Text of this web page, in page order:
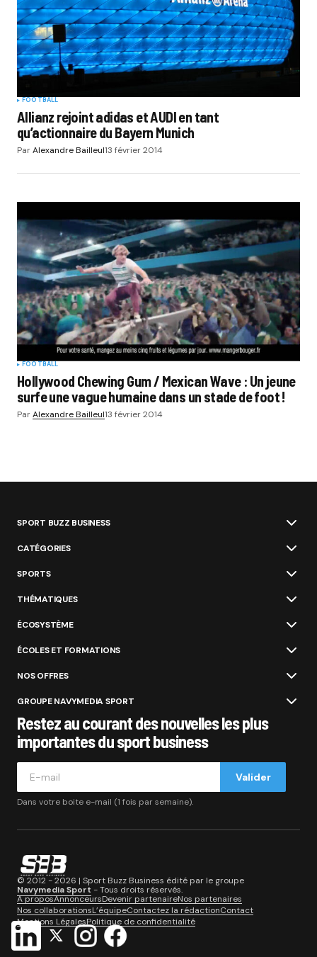
FOOTBALL
Allianz rejoint adidas et AUDI en tant
qu’actionnaire du Bayern Munich
ParAlexandre Bailleul13 février 2014
FOOTBALL
Hollywood Chewing Gum / Mexican Wave : Un jeune
surfe une vague humaine dans un stade de foot !
ParAlexandre Bailleul13 février 2014
SPORT BUZZ BUSINESS
CATÉGORIES
SPORTS
THÉMATIQUES
ÉCOSYSTÈME
ÉCOLES ET FORMATIONS
NOS OFFRES
GROUPE NAVYMEDIA SPORT
Restez au courant des nouvelles les plus
importantes du sport business
Valider
Dans votre boite e-mail (1 fois par semaine).
© 2012 - 2026 | Sport Buzz Business édité par le groupe
Navymedia Sport - Tous droits réservés.
A proposAnnonceursDevenir partenaireNos partenaires
Nos collaborationsL’équipeContactez la rédactionContact
Mentions LégalesPolitique de confidentialité